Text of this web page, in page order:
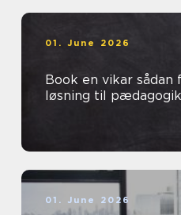
01. June 2026
Book en vikar sådan får du den bedste
løsning til
01. June 2026